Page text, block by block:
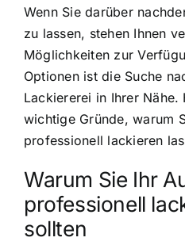
Wenn Sie darüber
zu lassen, stehen Ihnen
Möglichkeiten zur
Optionen ist die Suche
Lackiererei in Ihrer
wichtige Gründe, warum
professionell lackieren
Warum Sie Ihr
professionell
sollten